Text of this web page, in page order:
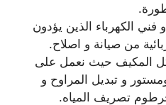
فني الكهرباء الذين يؤدون
من صيانة و اصلاح.
المكيف حيث نعمل على
و تبديل المراوح و
تصريف المياه.